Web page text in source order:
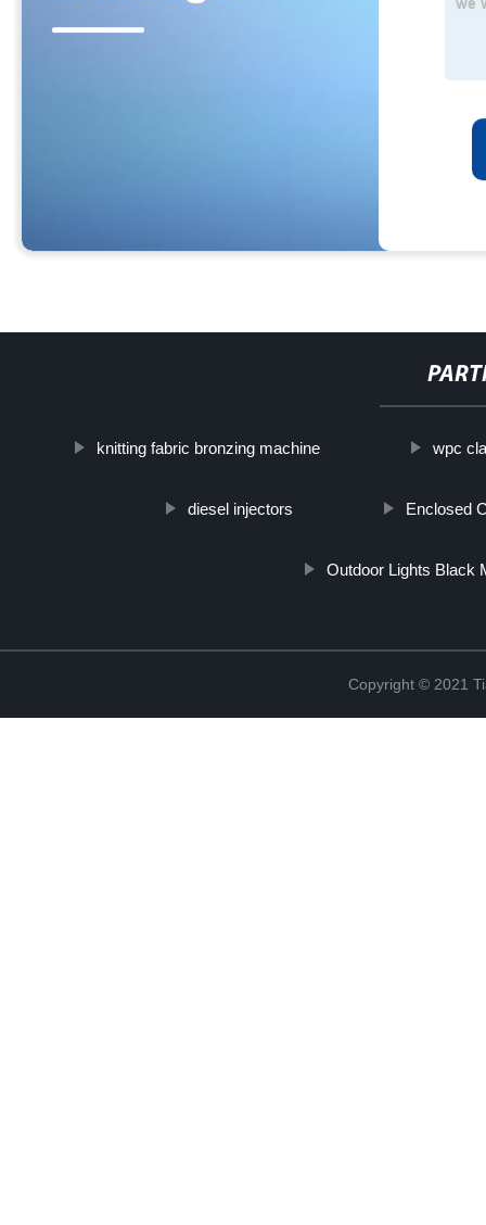
knitting fabric bronzing machine wpc
diesel injectors Enclosed
Outdoor Lights Black
Copyright © 2021